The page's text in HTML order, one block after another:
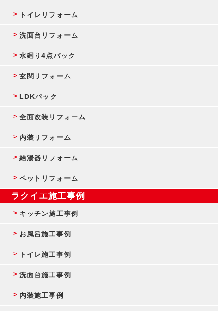
トイレリフォーム
洗面台リフォーム
水廻り4点パック
玄関リフォーム
LDKパック
全面改装リフォーム
内装リフォーム
給湯器リフォーム
ペットリフォーム
ラクイエ施工事例
キッチン施工事例
お風呂施工事例
トイレ施工事例
洗面台施工事例
内装施工事例